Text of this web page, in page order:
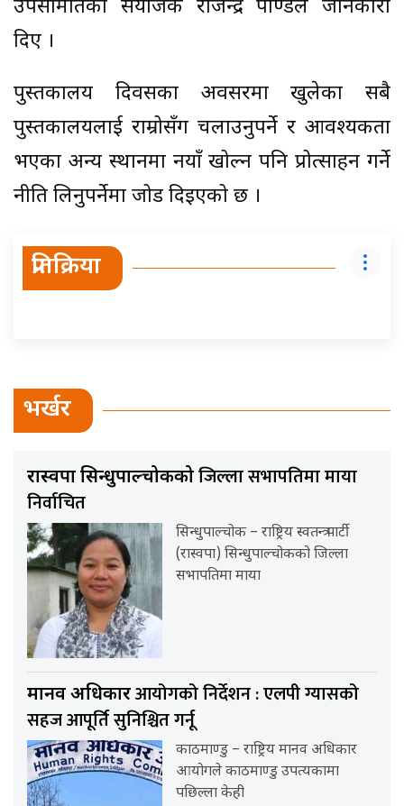
उपसमितिका संयोजक राजेन्द्र पाण्डेले जानकारी
दिए ।
पुस्तकालय दिवसका अवसरमा खुलेका सबै
पुस्तकालयलाई राम्रोसँग चलाउनुपर्ने र आवश्यकता
भएका अन्य स्थानमा नयाँ खोल्न पनि प्रोत्साहन गर्ने
नीति लिनुपर्नेमा जोड दिइएको छ ।
प्रतिक्रिया
भर्खर
रास्वपा सिन्धुपाल्चोककोजिल्ला सभापतिमा माया
निर्वाचित
सिन्धुपाल्चोक – राष्ट्रिय स्वतन्त्र पार्टी
(रास्वपा) सिन्धुपाल्चोकको जिल्ला
सभापतिमा माया
मानव अधिकारआयोगको निर्देशन : एलपी ग्यासको
सहज आपूर्ति सुनिश्चित गर्नू
काठमाण्डु – राष्ट्रिय मानव अधिकार
आयोगले काठमाण्डु उपत्यकामा
पछिल्ला केही